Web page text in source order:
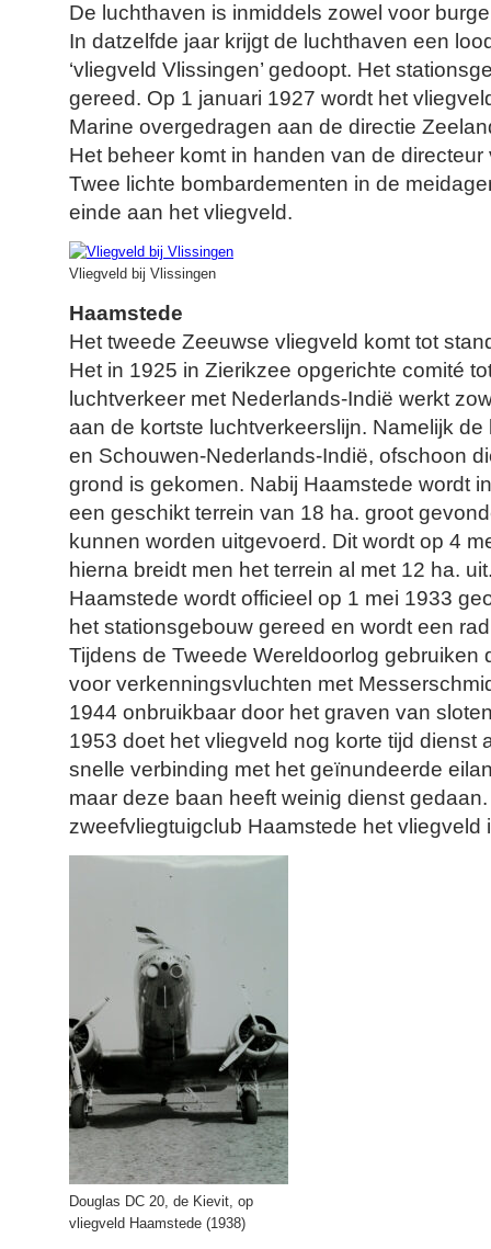
De luchthaven is inmiddels zowel voor
In datzelfde jaar krijgt de luchthaven een
‘vliegveld Vlissingen’ gedoopt. Het
gereed. Op 1 januari 1927 wordt het
Marine overgedragen aan de directie
Het beheer komt in handen van de
Twee lichte bombardementen in de
einde aan het vliegveld.
Vliegveld bij Vlissingen
Haamstede
Het tweede Zeeuwse vliegveld komt tot
Het in 1925 in Zierikzee opgerichte comité
luchtverkeer met Nederlands-Indië werkt
aan de kortste luchtverkeerslijn. Namelijk
en Schouwen-Nederlands-Indië, ofschoon
grond is gekomen. Nabij Haamstede wordt
een geschikt terrein van 18 ha. groot
kunnen worden uitgevoerd. Dit wordt op 4
hierna breidt men het terrein al met 12 ha.
Haamstede wordt officieel op 1 mei 1933
het stationsgebouw gereed en wordt een
Tijdens de Tweede Wereldoorlog gebruiken
voor verkenningsvluchten met
1944 onbruikbaar door het graven van
1953 doet het vliegveld nog korte tijd dienst
snelle verbinding met het geïnundeerde
maar deze baan heeft weinig dienst
zweefvliegtuigclub Haamstede het vliegveld
Douglas DC 20, de Kievit, op
vliegveld Haamstede (1938)